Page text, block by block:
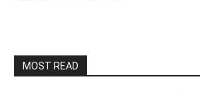
MOST READ